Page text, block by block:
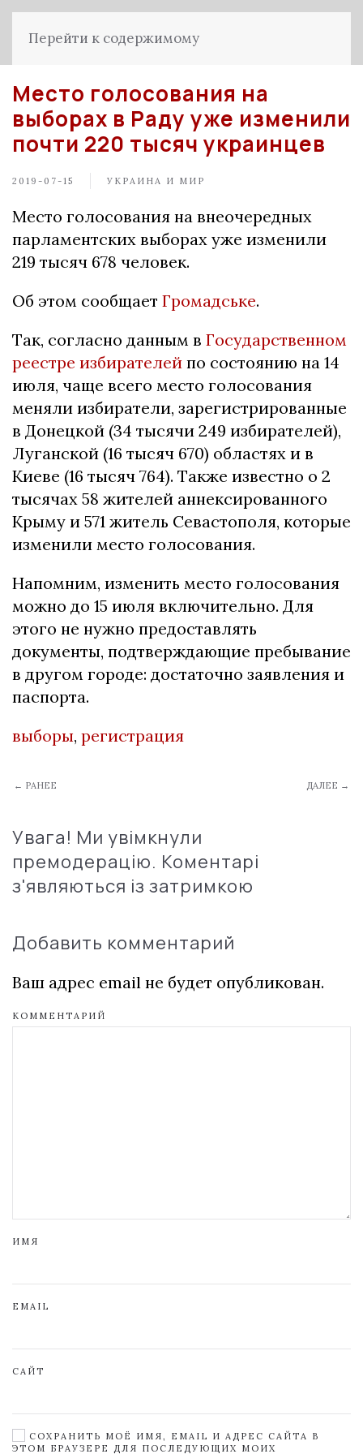
Перейти к содержимому
Место голосования на
выборах в Раду уже изменили
почти 220 тысяч украинцев
2019-07-15 УКРАИНА И МИР
Место голосования на внеочередных
парламентских выборах уже изменили
219 тысяч 678 человек.
Об этом сообщает Громадське.
Так, согласно данным в Государственном
реестре избирателей по состоянию на 14
июля, чаще всего место голосования
меняли избиратели, зарегистрированные
в Донецкой (34 тысячи 249 избирателей),
Луганской (16 тысяч 670) областях и в
Киеве (16 тысяч 764). Также известно о 2
тысячах 58 жителей аннексированного
Крыму и 571 житель Севастополя, которые
изменили место голосования.
Напомним, изменить место голосования
можно до 15 июля включительно. Для
этого не нужно предоставлять
документы, подтверждающие пребывание
в другом городе: достаточно заявления и
паспорта.
выборы, регистрация
← РАНЕЕ ДАЛЕЕ →
Увага! Ми увімкнули
премодерацію. Коментарі
з'являються із затримкою
Добавить комментарий
Ваш адрес email не будет опубликован.
КОММЕНТАРИЙ
ИМЯ
EMAIL
САЙТ
СОХРАНИТЬ МОЁ ИМЯ, EMAIL И АДРЕС САЙТА В
ЭТОМ БРАУЗЕРЕ ДЛЯ ПОСЛЕДУЮЩИХ МОИХ